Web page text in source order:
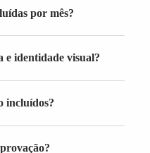
por mês?
e identidade visual?
incluídos?